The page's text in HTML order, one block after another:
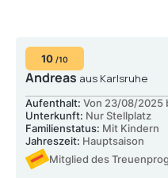
10 /10
Andreas aus Karlsruhe
Aufenthalt: Von 23/08/2025
Unterkunft: Nur Stellplatz
Familienstatus: Mit Kindern
Jahreszeit: Hauptsaison
Mitglied des